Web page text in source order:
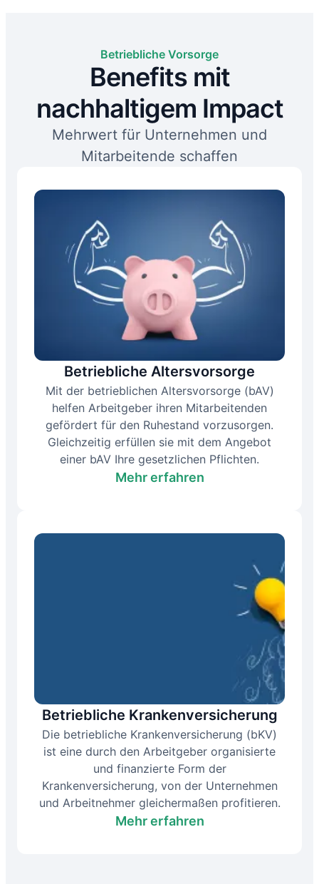
Betriebliche Vorsorge
Benefits mit
nachhaltigem Impact
Mehrwert für Unternehmen und
Mitarbeitende schaffen​
Betriebliche Altersvorsorge
Mit der betrieblichen Altersvorsorge (bAV)
helfen Arbeitgeber ihren Mitarbeitenden
gefördert für den Ruhestand vorzusorgen.
Gleichzeitig erfüllen sie mit dem Angebot
einer bAV Ihre gesetzlichen Pflichten.
Mehr erfahren
Betriebliche Krankenversicherung
Die betriebliche Krankenversicherung (bKV)
ist eine durch den Arbeitgeber organisierte
und finanzierte Form der
Krankenversicherung, von der Unternehmen
und Arbeitnehmer gleichermaßen profitieren.
Mehr erfahren